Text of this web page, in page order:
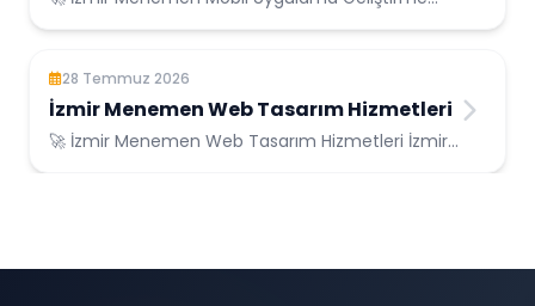
28 Temmuz 2026
İzmir Menemen Web Tasarım Hizmetleri
🚀 İzmir Menemen Web Tasarım Hizmetleri İzmir